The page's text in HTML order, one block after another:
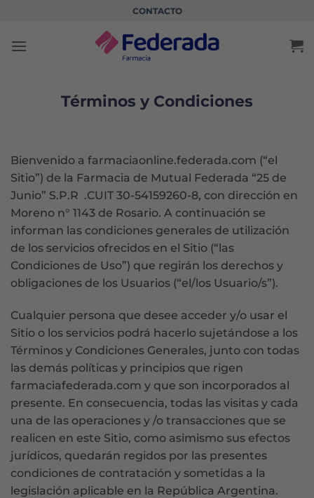
contenido
CONTACTO
Términos y Condiciones
Bienvenido a farmaciaonline.federada.com (“el
Sitio”) de la Farmacia de Mutual Federada “25 de
Junio” S.P.R .CUIT 30-54159260-8, con dirección en
Moreno n° 1143 de Rosario. A continuación se
informan las condiciones generales de utilización
de los servicios ofrecidos en el Sitio (“las
Condiciones de Uso”) que regirán los derechos y
obligaciones de los Usuarios (“el/los Usuario/s”).
Cualquier persona que desee acceder y/o usar el
Sitio o los servicios podrá hacerlo sujetándose a los
Términos y Condiciones Generales, junto con todas
las demás políticas y principios que rigen
farmaciafederada.com y que son incorporados al
presente. En consecuencia, todas las visitas y cada
una de las operaciones y /o transacciones que se
realicen en este Sitio, como asimismo sus efectos
jurídicos, quedarán regidos por las presentes
condiciones de contratación y sometidas a la
legislación aplicable en la República Argentina.